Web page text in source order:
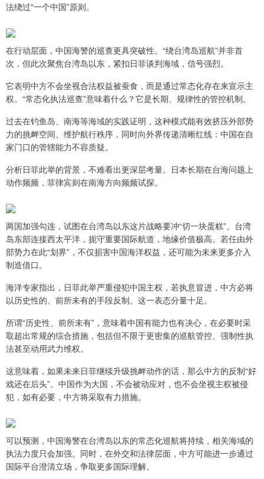
法绕过“一个中国”原则。
在行动层面，中国海警的巡查更具突破性。“绕台湾岛巡航”并非首
次，但此次聚焦台湾岛以东，紧扣日菲谈判海域，信号强烈。
它表明中方不会坐视合法权益被蚕食，而是通过常态化存在来宣示主
权。“常态化执法巡查”意味着什么？它是长期、规律性的管控机制。
过去在钓鱼岛、南海等海域的实践证明，这种模式能有效挤压外部势
力的挑衅空间、维护航行秩序，同时向外界传递清晰红线：中国在自
家门口的管辖能力不容质疑。
分析日菲此举的背景，不难看出更深层考量。日本长期在台海问题上
动作频频，菲律宾则在南海方向频频试探。
两国加强勾连，试图在台湾岛以东这片战略要冲“切一块蛋糕”。台湾
岛东部连接西太平洋，扼守重要国际航道，地缘价值极高。若任由外
部势力在此“划界”，不仅损害中国海洋权益，还可能为未来更多介入
制造借口。
海洋专家指出，日菲此举严重侵犯中国主权，若执意冒进，中方必将
以历史性的、前所未有的手段反制。这一表态分量十足。
所谓“历史性、前所未有”，意味着中国有能力也有决心，在必要时采
取超出常规的综合措施，包括但不限于更密集的巡航管控、强制性执
法甚至动用武力维权。
这意味着，如果未来日菲继续升级挑衅动作的话，那么中方的反制“好
戏还在后头”。中国作为大国，不会被动应对，也不会坐视主权被侵
犯，如有必要，中方将采取有力措施。
可以预测，中国海警在台湾岛以东的常态化巡航将持续，相关海域的
执法力度只会加强。同时，在外交和法律层面，中方可能进一步通过
国际平台澄清立场，争取更多国际理解。